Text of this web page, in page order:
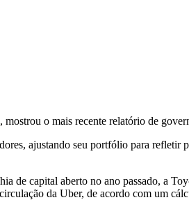
, mostrou o mais recente relatório de
ajustando seu portfólio para
de capital aberto no ano passado, a
da Uber, de acordo com um